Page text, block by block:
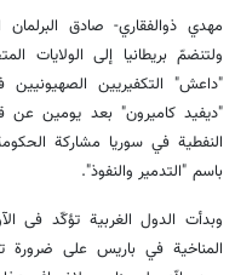
مهدي ذوالفقاري- صادق
ولتنضمّ بريطانيا إلى الولايات
"داعش" التكفيريين الصهيونيين
"ديفيد كاميرون" بعد يومين عن
النفطية في سوريا مشاركة
باسم "التدمير والنفوذ".
وبدأت الدول الغربية تؤكّد فى
المناخية في باريس على ضرورة